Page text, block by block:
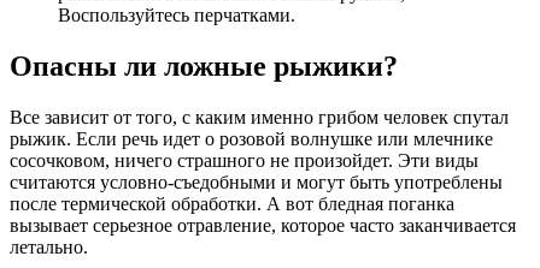
Воспользуйтесь перчатками.
Опасны ли ложные рыжики?
Все зависит от того, с каким именно грибом человек спутал
рыжик. Если речь идет о розовой волнушке или млечнике
сосочковом, ничего страшного не произойдет. Эти виды
считаются условно-съедобными и могут быть употреблены
после термической обработки. А вот бледная поганка
вызывает серьезное отравление, которое часто заканчивается
летально.